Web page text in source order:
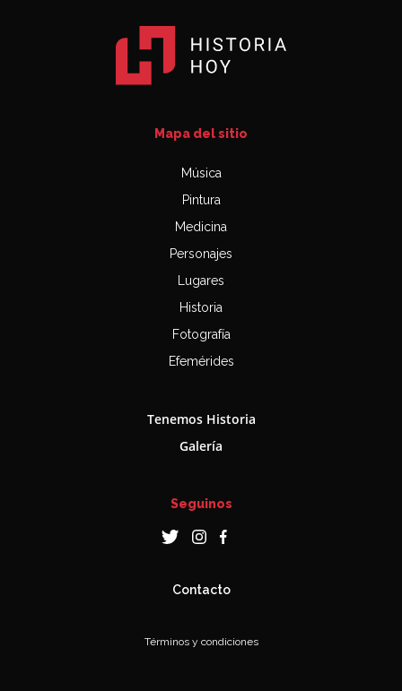
Mapa del sitio
Música
Pintura
Medicina
Personajes
Lugares
Historia
Fotografía
Efemérides
Tenemos Historia
Galería
Seguinos
Contacto
Términos y condiciones